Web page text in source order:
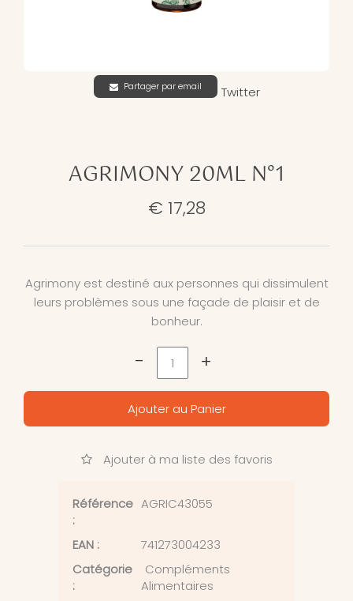
Partager par email Twitter
AGRIMONY 20ML N°1
€ 17,28
Agrimony est destiné aux personnes qui dissimulent
leurs problèmes sous une façade de plaisir et de
bonheur.
- +
Ajouter au Panier
Ajouter à ma liste des favoris
Référence
:
AGRIC43055
EAN :
741273004233
Catégorie
:
Compléments
Alimentaires